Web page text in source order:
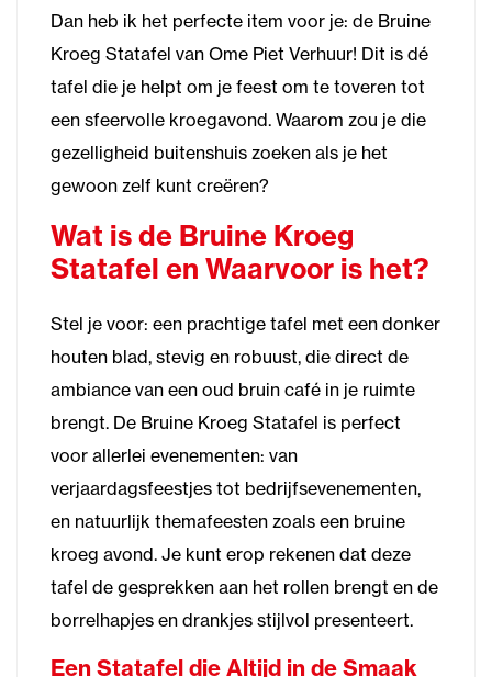
Dan heb ik het perfecte item voor je: de Bruine
Kroeg Statafel van Ome Piet Verhuur! Dit is dé
tafel die je helpt om je feest om te toveren tot
een sfeervolle kroegavond. Waarom zou je die
gezelligheid buitenshuis zoeken als je het
gewoon zelf kunt creëren?
Wat is de Bruine Kroeg
Statafel en Waarvoor is het?
Stel je voor: een prachtige tafel met een donker
houten blad, stevig en robuust, die direct de
ambiance van een oud bruin café in je ruimte
brengt. De Bruine Kroeg Statafel is perfect
voor allerlei evenementen: van
verjaardagsfeestjes tot bedrijfsevenementen,
en natuurlijk themafeesten zoals een bruine
kroeg avond. Je kunt erop rekenen dat deze
tafel de gesprekken aan het rollen brengt en de
borrelhapjes en drankjes stijlvol presenteert.
Een Statafel die Altijd in de Smaak